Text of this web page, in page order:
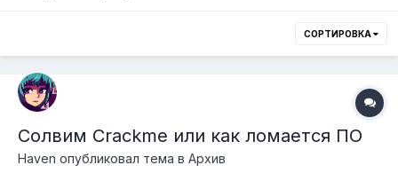
СОРТИРОВКА
Солвим Crackme или как ломается ПО
Haven опубликовал тема в Архив